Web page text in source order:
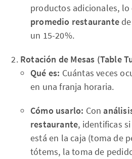
productos adicionales, lo
promedio restaurante
un 15-20%.
Rotación de Mesas (Table
Qué es: Cuántas veces
en una franja horaria.
Cómo usarlo: Con
restaurante, identificas
está en la caja (toma de
tótems, la toma de